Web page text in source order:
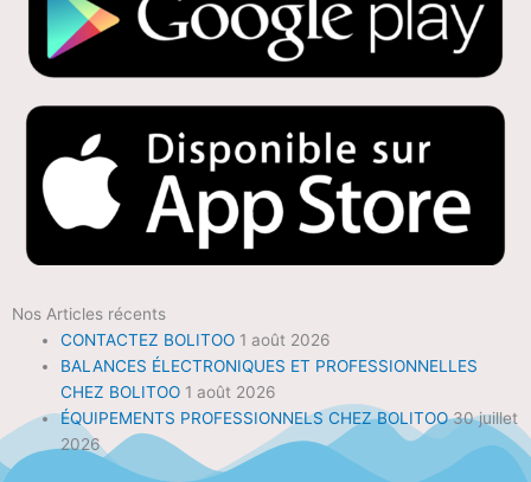
Nos Articles récents
CONTACTEZ BOLITOO 1 août 2026
BALANCES ÉLECTRONIQUES ET PROFESSIONNELLES
CHEZ BOLITOO 1 août 2026
ÉQUIPEMENTS PROFESSIONNELS CHEZ BOLITOO 30 juillet
2026